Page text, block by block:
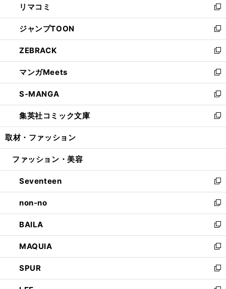
で
開
く
ド
ウ
で
開
く
ィ
ン
ド
ウ
で
開
く
い
ウ
ィ
ン
ド
ウ
で
開
く
リマコミ
新
し
い
ウ
ィ
ン
ド
ウ
で
開
く
ジャンプTOON
新
し
い
ウ
ィ
ン
ド
ウ
で
開
ZEBRACK
新
し
い
ウ
ィ
ン
ド
ウ
開
マンガMeets
新
し
い
ウ
ィ
ン
ウ
開
く
S-MANGA
新
し
い
ウ
ン
ウ
で
開
く
集英社コミック文庫
新
し
ウ
ン
ド
ウ
で
開
く
取材・ファッション
ファッション・美容
Seventeen
新
し
い
ウ
ィ
ン
ド
ウ
で
開
non-no
新
し
い
ウ
ィ
ン
ド
ウ
BAILA
新
し
い
ウ
ィ
ン
MAQUIA
新
し
い
ウ
SPUR
新
し